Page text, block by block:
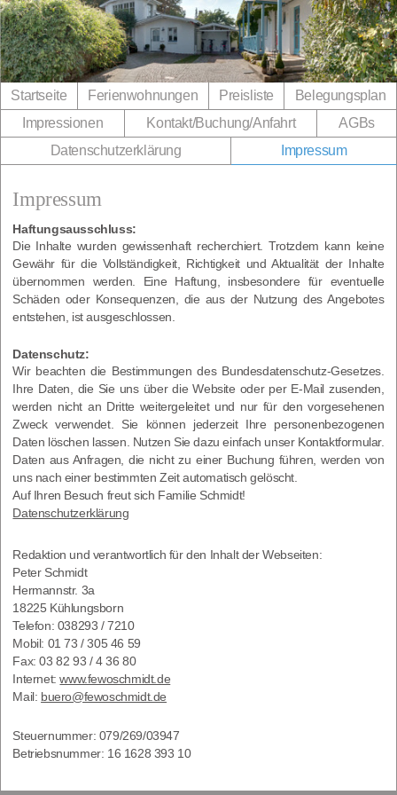
Direkt zum Inhalt wechseln
Startseite Ferienwohnungen Preisliste
Belegungsplan
Impressionen
Kontakt/​Buchung/​Anfahrt
AGBs
Datenschutzerklärung
Impressum
Impressum
Redak­ti­on und ver­ant­wort­lich für den Inhalt der Web­sei­ten:
Peter Schmidt
Her­mann­str. 3a
18225 Küh­lungs­born
Tele­fon: 038293 /​ 7210
Mobil: 01 73 /​ 305 46 59
Fax:03 82 93 /​ 4 36 80
Inter­net:www.fewoschmidt.de
Mail: buero@fewoschmidt.de
Steu­er­num­mer: 079/​269/​03947
Betriebs­num­mer: 16 1628 393 10
Haftungsausschluss:
Die Inhal­te wur­den gewis­sen­haft recher­chiert. Trotz­dem kann kei­ne
Gewähr für die Voll­stän­dig­keit, Rich­tig­keit und Aktua­li­tät der Inhal­te
über­nom­men wer­den. Eine Haf­tung, ins­be­son­de­re für even­tu­el­le
Schä­den oder Kon­se­quen­zen, die aus der Nut­zung des Ange­bo­tes
ent­ste­hen, ist ausgeschlossen.
Datenschutz:
Wir beach­ten die Bestim­mun­gen des Bun­des­da­ten­schutz-Geset­zes.
Ihre Daten, die Sie uns über die Web­site oder per E‑Mail zusen­den,
wer­den nicht an Drit­te wei­ter­ge­lei­tet und nur für den vor­ge­se­he­nen
Zweck ver­wen­det. Sie kön­nen jeder­zeit Ihre per­so­nen­be­zo­ge­nen
Daten löschen las­sen. Nut­zen Sie dazu ein­fach unser Kon­takt­for­mu­lar.
Daten aus Anfra­gen, die nicht zu einer Buchung füh­ren, wer­den von
uns nach einer bestimm­ten Zeit auto­ma­tisch gelöscht.
Auf Ihren Besuch freut sich Fami­lie Schmidt!
Daten­schutz­er­klä­rung